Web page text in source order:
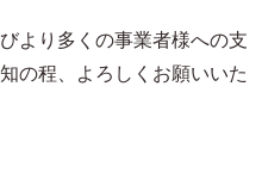
より多くの事業者様への支
の程、よろしくお願いいた